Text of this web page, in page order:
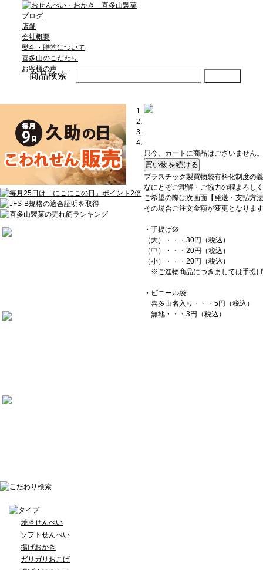
ブログ
店舗
会社概要
熨斗・贈答について
喜多山のこだわり
お客様の声
商品検索
只今、カートに商品はございません。
プラスチック製買物袋有料化制度の
なにとぞご理解・ご協力の程よろし
ご希望の際は次画面【発送・支払方
その場合ご注文金額が変更となりま
・手提げ袋
（大）・・・30円（税込）
（中）・・・20円（税込）
（小）・・・20円（税込）
※ご進物商品につきましては手提
・ビニール袋
喜多山名入り・・・5円（税込）
無地・・・3円（税込）
焼きせんべい
ソフトせんべい
揚げおかき
ガリガリおこげ